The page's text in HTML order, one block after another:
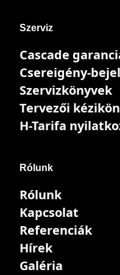
Szerviz
Cascade
Csereigény-
Szervizkönyvek
Tervezői
H-Tarifa
Rólunk
Rólunk
Kapcsolat
Referenciák
Hírek
Galéria